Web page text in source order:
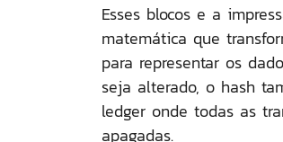
Esses blocos e a
matemática que
para representar os
seja alterado, o hash
ledger onde todas as
apagadas.